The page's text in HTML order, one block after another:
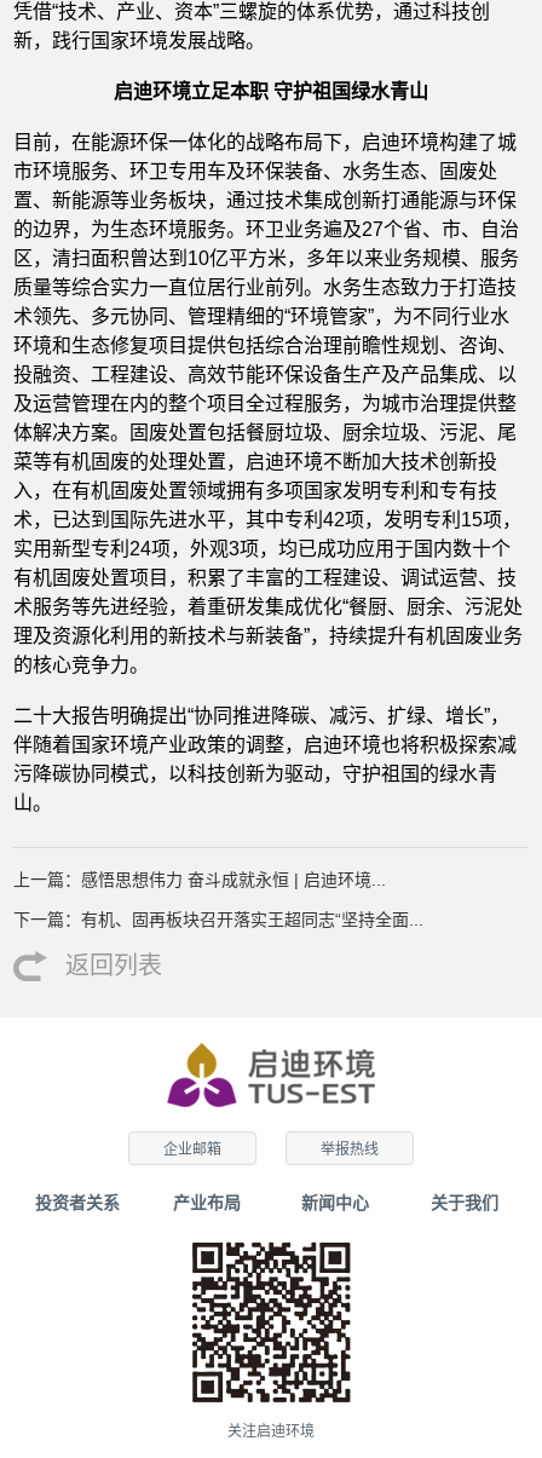
凭借“技术、产业、资本”三螺旋的体系优势，通过科技创
新，践行国家环境发展战略。
启迪环境立足本职 守护祖国绿水青山
目前，在能源环保一体化的战略布局下，启迪环境构建了城
市环境服务、环卫专用车及环保装备、水务生态、固废处
置、新能源等业务板块，通过技术集成创新打通能源与环保
的边界，为生态环境服务。环卫业务遍及27个省、市、自治
区，清扫面积曾达到10亿平方米，多年以来业务规模、服务
质量等综合实力一直位居行业前列。水务生态致力于打造技
术领先、多元协同、管理精细的“环境管家”，为不同行业水
环境和生态修复项目提供包括综合治理前瞻性规划、咨询、
投融资、工程建设、高效节能环保设备生产及产品集成、以
及运营管理在内的整个项目全过程服务，为城市治理提供整
体解决方案。固废处置包括餐厨垃圾、厨余垃圾、污泥、尾
菜等有机固废的处理处置，启迪环境不断加大技术创新投
入，在有机固废处置领域拥有多项国家发明专利和专有技
术，已达到国际先进水平，其中专利42项，发明专利15项，
实用新型专利24项，外观3项，均已成功应用于国内数十个
有机固废处置项目，积累了丰富的工程建设、调试运营、技
术服务等先进经验，着重研发集成优化“餐厨、厨余、污泥处
理及资源化利用的新技术与新装备”，持续提升有机固废业务
的核心竞争力。
二十大报告明确提出“协同推进降碳、减污、扩绿、增长”，
伴随着国家环境产业政策的调整，启迪环境也将积极探索减
污降碳协同模式，以科技创新为驱动，守护祖国的绿水青
山。
上一篇：感悟思想伟力 奋斗成就永恒 | 启迪环境...
下一篇：有机、固再板块召开落实王超同志“坚持全面...
返回列表
企业邮箱 举报热线
投资者关系 产业布局 新闻中心 关于我们
关注启迪环境